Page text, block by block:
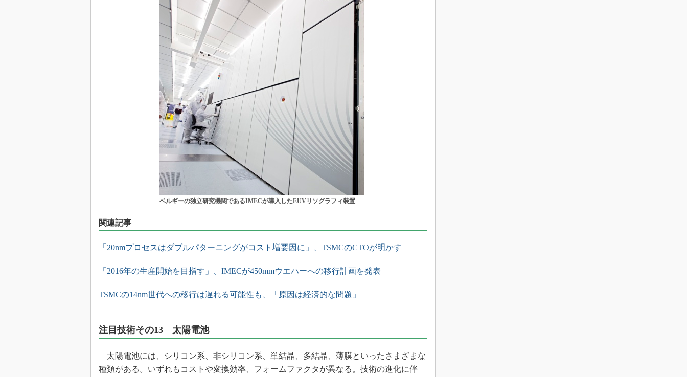
ベルギーの独立研究機関であるIMECが導入したEUVリソグラフィ装置
関連記事
「20nmプロセスはダブルパターニングがコスト増要因に」、TSMCのCTOが明かす
「2016年の生産開始を目指す」、IMECが450mmウエハーへの移行計画を発表
TSMCの14nm世代への移行は遅れる可能性も、「原因は経済的な問題」
注目技術その13 太陽電池
太陽電池には、シリコン系、非シリコン系、単結晶、多結晶、薄膜といったさまざまな
種類がある。いずれもコストや変換効率、フォームファクタが異なる。技術の進化に伴